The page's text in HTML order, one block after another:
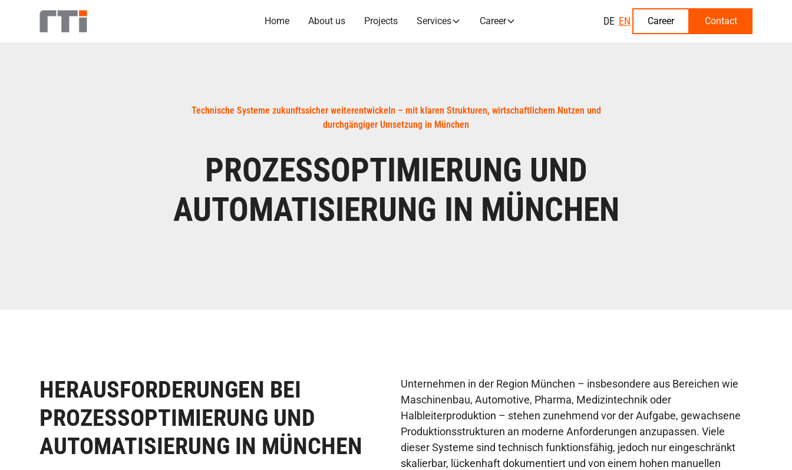
Home About us Projects Services Career DE EN Career Contact
Technische Systeme zukunftssicher weiterentwickeln – mit klaren Strukturen, wirtschaftlichem Nutzen und
durchgängiger Umsetzung in München
PROZESSOPTIMIERUNG UND
AUTOMATISIERUNG IN MÜNCHEN
HERAUSFORDERUNGEN BEI
PROZESSOPTIMIERUNG UND
AUTOMATISIERUNG IN MÜNCHEN
Unternehmen in der Region München – insbesondere aus Bereichen wie
Maschinenbau, Automotive, Pharma, Medizintechnik oder
Halbleiterproduktion – stehen zunehmend vor der Aufgabe, gewachsene
Produktionsstrukturen an moderne Anforderungen anzupassen. Viele
dieser Systeme sind technisch funktionsfähig, jedoch nur eingeschränkt
skalierbar, lückenhaft dokumentiert und von einem hohen manuellen